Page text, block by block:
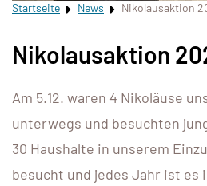
Startseite News Nikolausaktion
Nikolausaktion
Am 5.12. waren 4 Nikoläuse
unterwegs und besuchten
30 Haushalte in unserem
besucht und jedes Jahr ist es